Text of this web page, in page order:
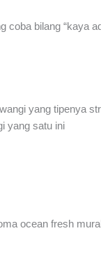
coba bilang “kaya
yang tipenya
yang satu ini